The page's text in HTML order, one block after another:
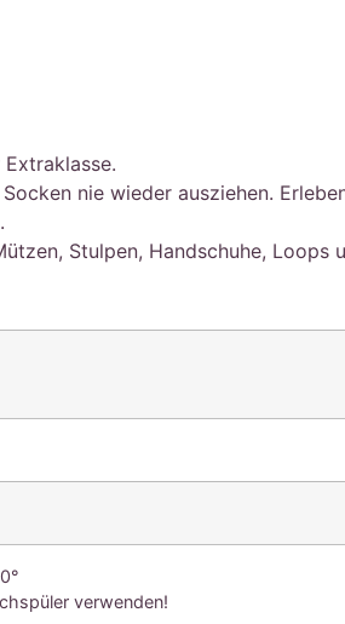
nie wieder ausziehen.
Stulpen, Handschuhe, Loops
verwenden!